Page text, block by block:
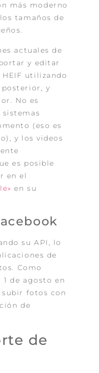
más moderno
tamaños de
actuales de
y editar
utilizando
posterior, y
No es
(eso es
y los videos
es posible
en el
en su
su API, lo
de
Como
de agosto en
subir fotos con
de
de